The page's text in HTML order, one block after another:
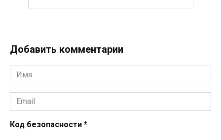
Добавить комментарии
Имя
*
Email
*
Код безопасности *